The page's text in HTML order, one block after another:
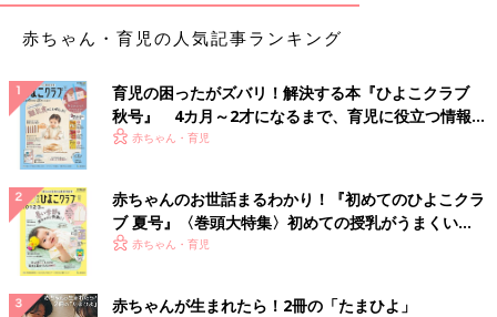
してもらってるのは助かるのですが、だんだんと『いつもの感じ
されなくなったのになんだかモヤモヤしてしまって。希望の髪型
とかたまに伝えても『手入れがしにくくなるよ』と言われ諦めた
り…。せっかく高いお金払うのに毎回同じ髪型だとコスパが悪く
思えてきて、思い切って新しい美容院を探すことにしました」
「４年以上通った美容室。毎回、分け目を右か左か聞かれるのは
まあいいとして、いつも会話がかみ合わない。年を経るごとにい
ろんな面がますます雑になり、今は美容室難民です」
赤ちゃん・育児の人気記事ランキング
育児の困ったがズバリ！解決する本『ひよこクラブ
秋号』 4カ月～2才になるまで、育児に役立つ情報が
いっぱい！
赤ちゃん・育児
赤ちゃんのお世話まるわかり！『初めてのひよこクラ
ブ 夏号』〈巻頭大特集〉初めての授乳がうまくい
く！ おっぱい・ミルクの基本と夏のトラブル 解決テ
赤ちゃん・育児
赤ちゃんが生まれたら！2冊の「たまひよ」